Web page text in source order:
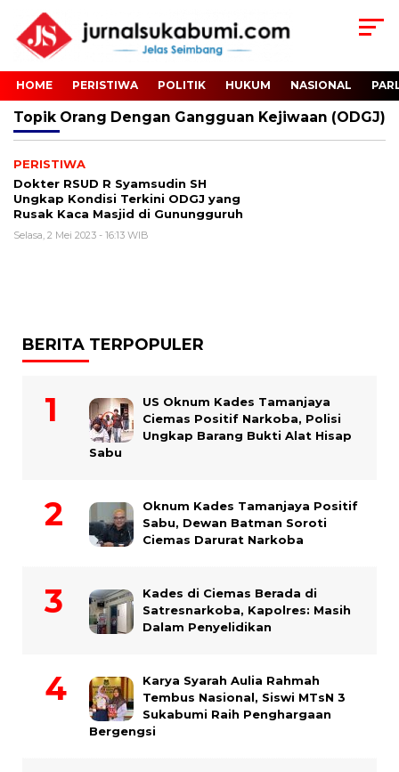
HOME PERISTIWA POLITIK HUKUM NASIONAL
Topik Orang Dengan Gangguan Kejiwaan (ODGJ)
PERISTIWA
Dokter RSUD R Syamsudin SH
Ungkap Kondisi Terkini ODGJ yang
Rusak Kaca Masjid di Gunungguruh
Selasa, 2 Mei 2023 - 16:13 WIB
BERITA TERPOPULER
US Oknum Kades Tamanjaya
Ciemas Positif Narkoba, Polisi
Ungkap Barang Bukti Alat Hisap
Sabu
Oknum Kades Tamanjaya Positif
Sabu, Dewan Batman Soroti
Ciemas Darurat Narkoba
Kades di Ciemas Berada di
Satresnarkoba, Kapolres: Masih
Dalam Penyelidikan
Karya Syarah Aulia Rahmah
Tembus Nasional, Siswi MTsN 3
Sukabumi Raih Penghargaan
Bergengsi